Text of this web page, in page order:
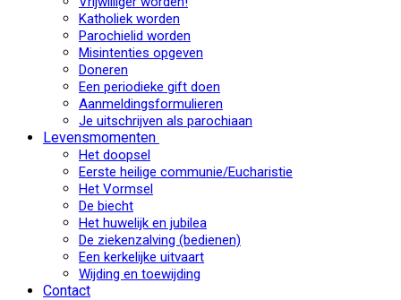
Katholiek worden
Parochielid worden
Misintenties opgeven
Doneren
Een periodieke gift doen
Aanmeldingsformulieren
Je uitschrijven als parochiaan
Levensmomenten
Het doopsel
Eerste heilige communie/Eucharistie
Het Vormsel
De biecht
Het huwelijk en jubilea
De ziekenzalving (bedienen)
Een kerkelijke uitvaart
Wijding en toewijding
Contact